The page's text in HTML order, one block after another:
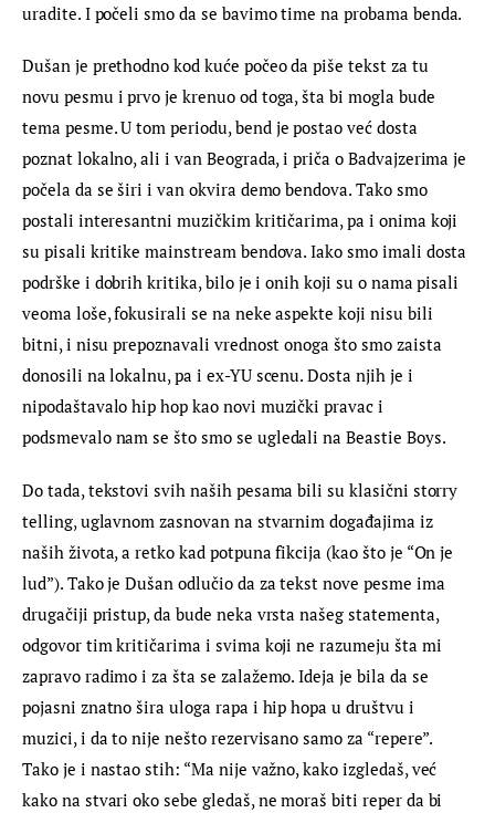
uradite. I počeli smo da se bavimo time na probama benda.
Dušan je prethodno kod kuće počeo da piše tekst za tu
novu pesmu i prvo je krenuo od toga, šta bi mogla bude
tema pesme. U tom periodu, bend je postao već dosta
poznat lokalno, ali i van Beograda, i priča o Badvajzerima je
počela da se širi i van okvira demo bendova. Tako smo
postali interesantni muzičkim kritičarima, pa i onima koji
su pisali kritike mainstream bendova. Iako smo imali dosta
podrške i dobrih kritika, bilo je i onih koji su o nama pisali
veoma loše, fokusirali se na neke aspekte koji nisu bili
bitni, i nisu prepoznavali vrednost onoga što smo zaista
donosili na lokalnu, pa i ex-YU scenu. Dosta njih je i
nipodaštavalo hip hop kao novi muzički pravac i
podsmevalo nam se što smo se ugledali na Beastie Boys.
Do tada, tekstovi svih naših pesama bili su klasični storry
telling, uglavnom zasnovan na stvarnim događajima iz
naših života, a retko kad potpuna fikcija (kao što je “On je
lud”). Tako je Dušan odlučio da za tekst nove pesme ima
drugačiji pristup, da bude neka vrsta našeg statementa,
odgovor tim kritičarima i svima koji ne razumeju šta mi
zapravo radimo i za šta se zalažemo. Ideja je bila da se
pojasni znatno šira uloga rapa i hip hopa u društvu i
muzici, i da to nije nešto rezervisano samo za “repere”.
Tako je i nastao stih: “Ma nije važno, kako izgledaš, već
kako na stvari oko sebe gledaš, ne moraš biti reper da bi